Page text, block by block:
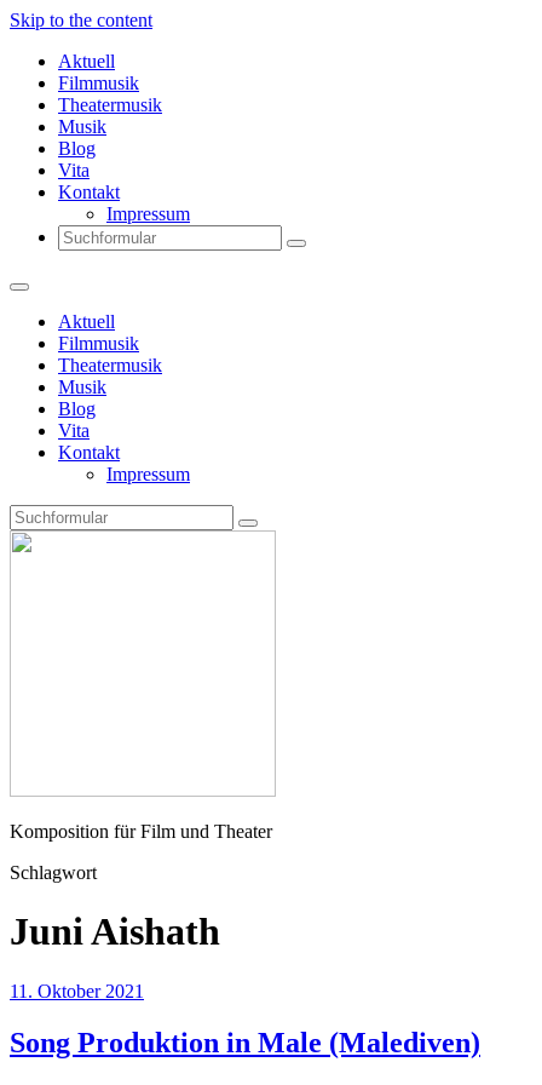
Skip to the content
Aktuell
Filmmusik
Theatermusik
Musik
Blog
Vita
Kontakt
Impressum
Search
Aktuell
Filmmusik
Theatermusik
Musik
Blog
Vita
Kontakt
Impressum
Search
Komposition für Film und Theater
Schlagwort
Juni Aishath
11. Oktober 2021
Song Produktion in Male (Malediven)